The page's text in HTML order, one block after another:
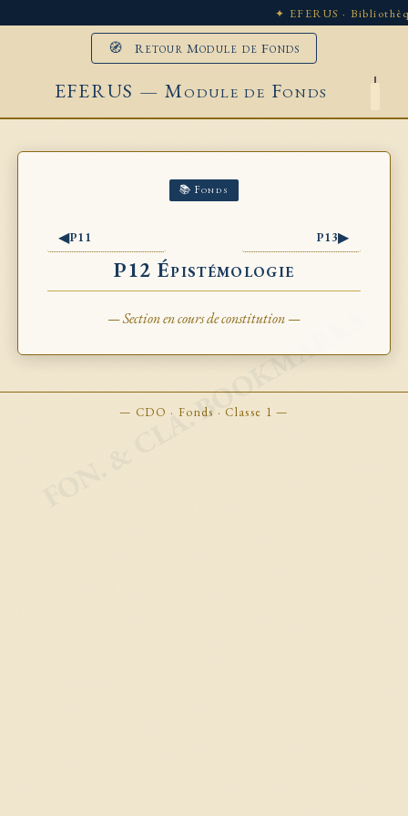
FON. & CLA. BOOKMARKS
✦ EFERUS ·
🧭 Retour Module de Fonds
EFERUS — Module de Fonds
📚 Fonds
◀P11 P13▶
P12 Épistémologie
— Section en cours de constitution —
— CDO · Fonds · Classe 1 —